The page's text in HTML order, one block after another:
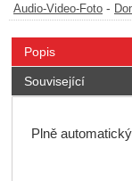
Audio-Video-Foto -
Popis
Související
Plně